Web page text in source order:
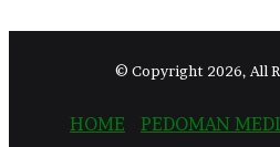
© Copyright 2026, All
HOME PEDOMAN